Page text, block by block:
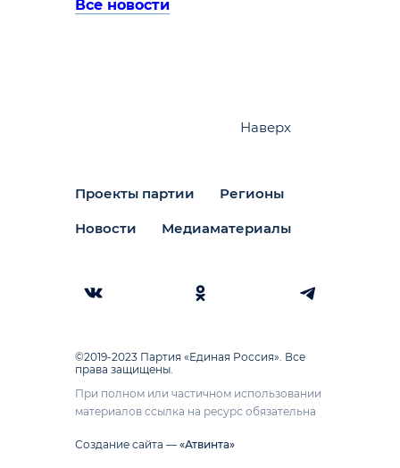
Все новости
Проекты партии Регионы
Новости Медиаматериалы
Наверх
©2019-2023 Партия «Единая Россия». Все
права защищены.
При полном или частичном использовании
материалов ссылка на ресурс обязательна
Создание сайта — «Атвинта»